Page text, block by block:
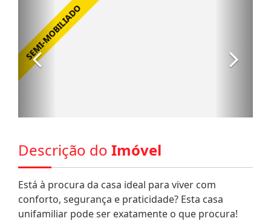
Descrição do Imóvel
Está à procura da casa ideal para viver com
conforto, segurança e praticidade? Esta casa
unifamiliar pode ser exatamente o que procura!